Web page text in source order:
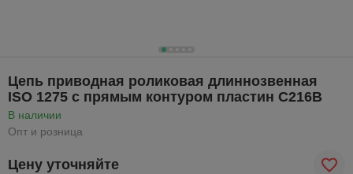
Цепь приводная роликовая длиннозвенная
ISO 1275 с прямым контуром пластин С216В
В наличии
Опт и розница
Цену уточняйте